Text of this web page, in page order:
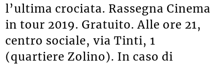
l’ultima crociata. Rassegna Cinema
in tour 2019. Gratuito. Alle ore 21,
centro sociale, via Tinti, 1
(quartiere Zolino). In caso di